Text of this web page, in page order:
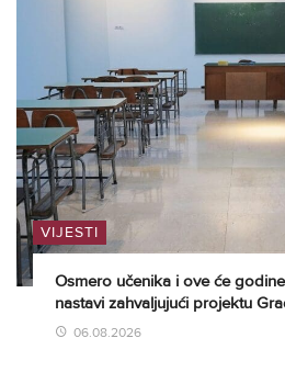
VIJESTI
Osmero učenika i ove će
nastavi zahvaljujući projektu
06.08.2026